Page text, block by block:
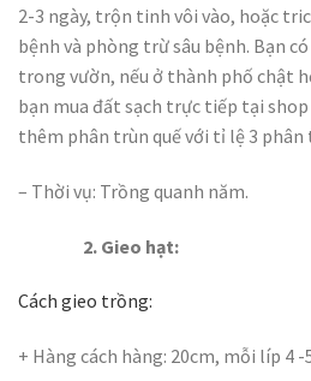
2-3 ngày, trộn tinh vôi vào, hoặc
bệnh và phòng trừ sâu bệnh. Bạn
trong vườn, nếu ở thành phố chật
bạn mua đất sạch trực tiếp tại
thêm phân trùn quế với tỉ lệ 3 phân
– Thời vụ: Trồng quanh năm.
2. Gieo hạt:
Cách gieo trồng:
+ Hàng cách hàng: 20cm, mỗi líp 4 -